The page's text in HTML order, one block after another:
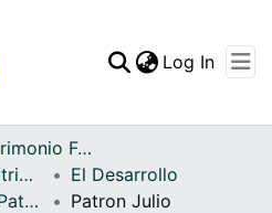
Statistics
Log In
Archivo del Patrimonio Fotográfico y Fílmico del Valle del Cauca
Fondo Archivo del Patrimonio Fotográfico y Fílmico del Valle del Cauca
El Desarrollo
APFFVC - Ingenios - Patrimonial
Patron Julio